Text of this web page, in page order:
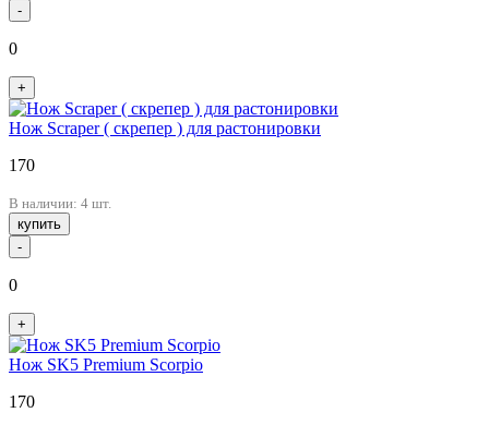
-
0
+
Нож Scraper ( скрепер ) для растонировки
170
В наличии: 4 шт.
купить
-
0
+
Нож SK5 Premium Scorpio
170